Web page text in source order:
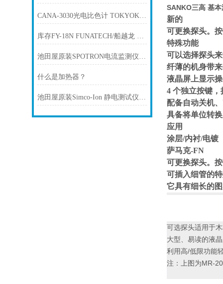
CANA-3030光电比色计 TOKYOKODEN东京光电
库存FY-18N FUNATECH/船越龙 LED光源表面检查灯
池田屋原装SPOTRON电流监测仪SP-3510产品介绍技术参数
什么是加热器？
池田屋原装Simco-Ion 静电测试仪FMX-004 产品介绍技术参数
SANKO三高 基
新的
可更换探头。
特殊功能
可以选择探头
纤薄的机身带
液晶屏上显示
4 个独立按键
配备自动关机
具备将单位转
应用
涂层/内衬/电镀
萨马克-FN
可更换探头。
可插入细管的
它具有细长的
可选探头适用于
大型、易读的液
利用高/低限功能
注：上图为MR-